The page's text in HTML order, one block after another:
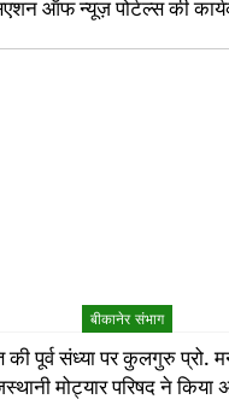
ऑफ न्यूज़ पोर्टल्स की
बीकानेर संभाग
की पूर्व संध्या पर कुलगुरु प्रो.
मोट्यार परिषद ने किया